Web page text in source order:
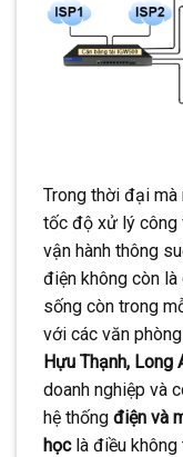
Trong thời đại mà
tốc độ xử lý công
vận hành thông
điện không còn là
sống còn trong
với các văn
Hựu Thạnh, Long
doanh nghiệp và
hệ thống điện và
họclà điều không